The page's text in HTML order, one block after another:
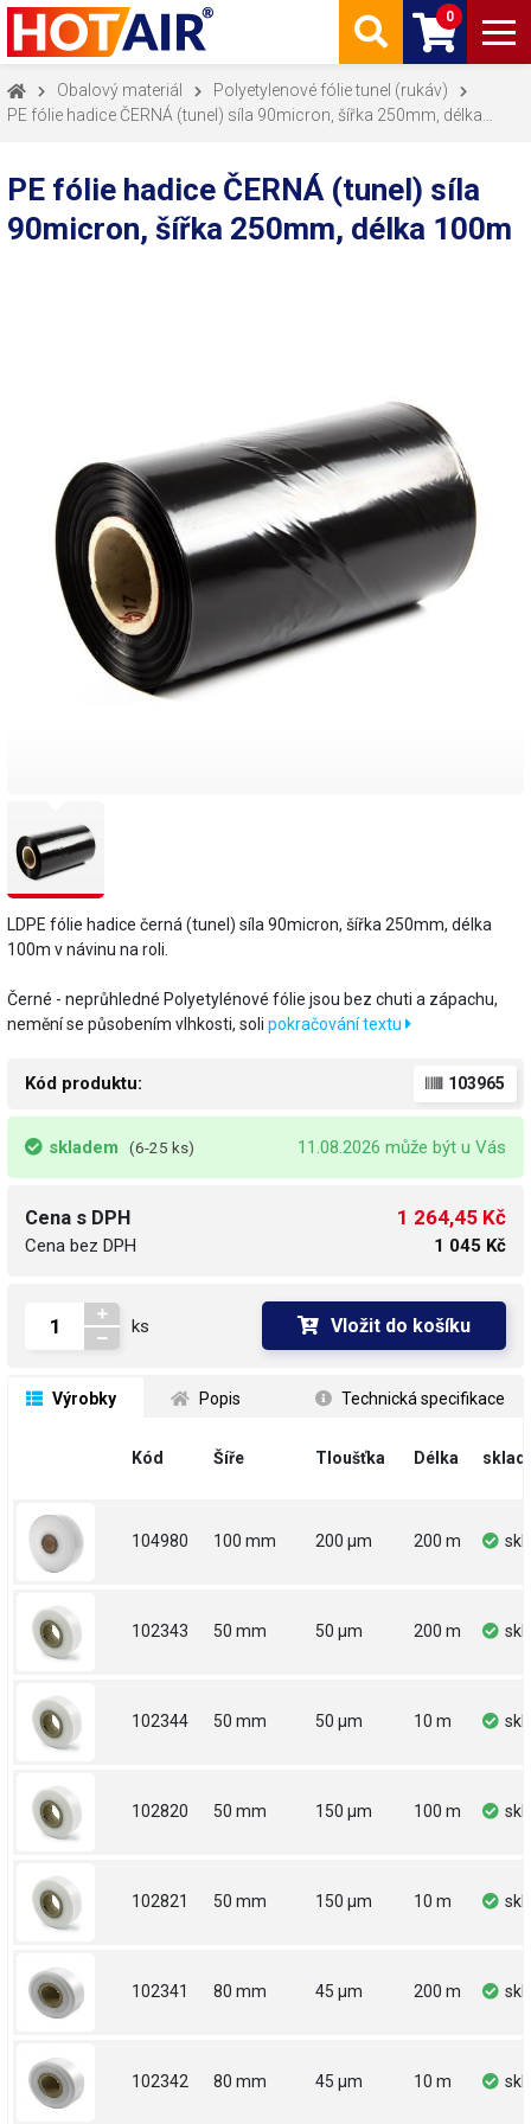
0
Obalový materiál
Polyetylenové fólie tunel (rukáv)
PE fólie hadice ČERNÁ (tunel) síla 90micron, šířka 250mm, délka
PE fólie hadice ČERNÁ (tunel) síla
90micron, šířka 250mm, délka 100m
LDPE fólie hadice černá (tunel) síla 90micron, šířka 250mm, délka
100m v návinu na roli.
Černé - neprůhledné ​Polyetylénové fólie jsou bez chuti a zápachu,
nemění se působením vlhkosti, soli pokračování textu
Kód produktu: 103965
skladem (6-25 ks) 11.08.2026 může být u Vás
Cena s DPH
Cena bez DPH
1 264,45 Kč
1 045 Kč
ks Vložit do košíku
Výrobky Popis Technická specifikace
Kód Šíře Tloušťka Délka sklad
104980 100 mm 200 µm 200 m
102343 50 mm 50 µm 200 m
102344 50 mm 50 µm 10 m
102820 50 mm 150 µm 100 m
102821 50 mm 150 µm 10 m
102341 80 mm 45 µm 200 m
102342 80 mm 45 µm 10 m